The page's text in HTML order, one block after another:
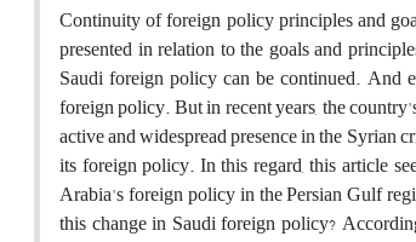
Continuity of foreign policy principles and
presented in relation to the goals and
Saudi foreign policy can be continued. And
foreign policy. But in recent years, the
active and widespread presence in the Syrian
its foreign policy. In this regard, this article
Arabia's foreign policy in the Persian Gulf
this change in Saudi foreign policy?